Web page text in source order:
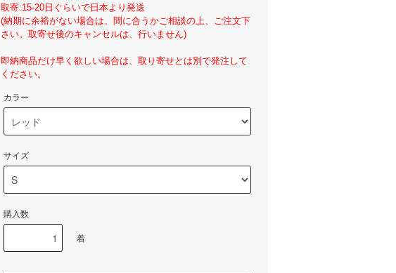
取寄:15-20日ぐらいで日本より発送
(納期に余裕がない場合は、間に合うかご相談の上、ご注文下
さい。取寄せ後のキャンセルは、行いません)
即納商品だけ早く欲しい場合は、取り寄せとは別で発注して
ください。
カラー
サイズ
購入数
着